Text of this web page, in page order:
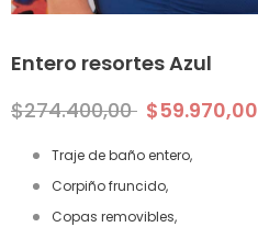
Entero resortes Azul
$274.400,00 $59.970,00
Traje de baño entero,
Corpiño fruncido,
Copas removibles,